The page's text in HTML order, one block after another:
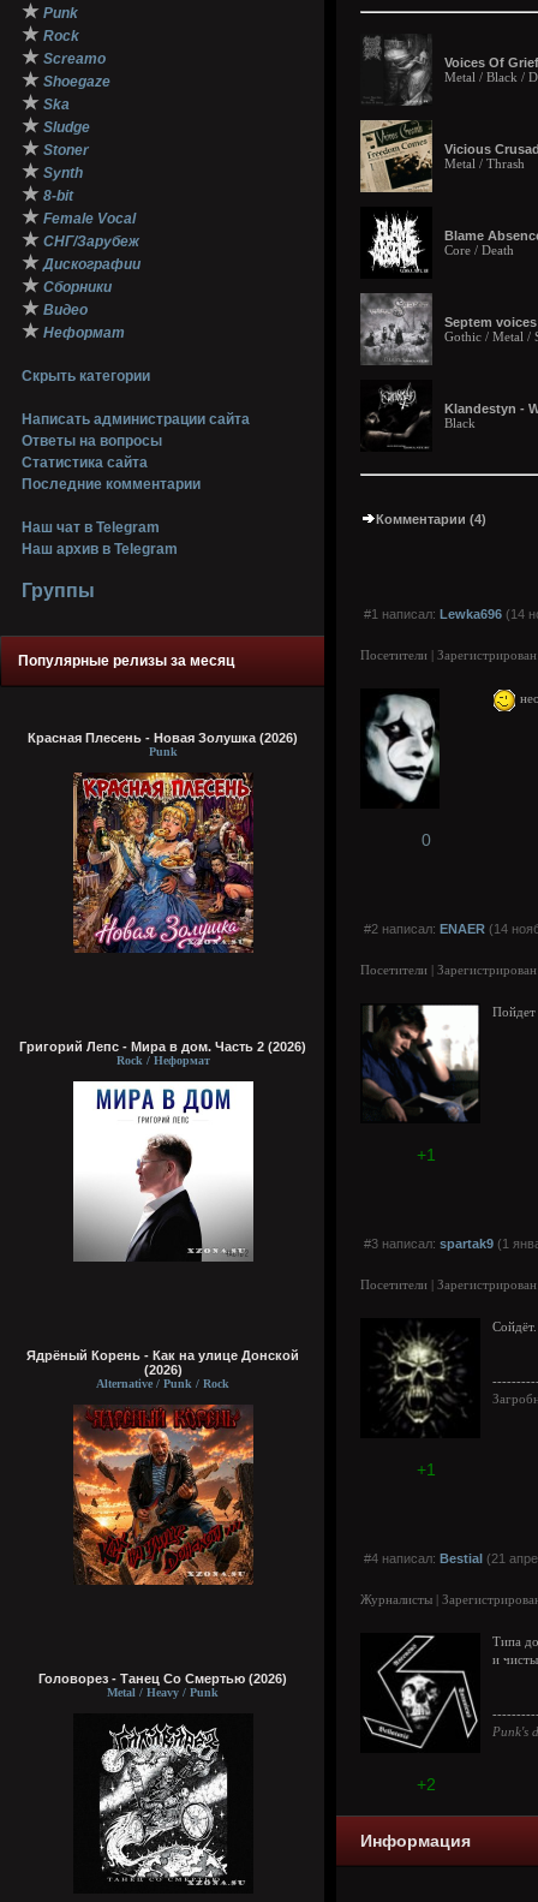
★ Punk
★ Rock
★ Screamo
★ Shoegaze
★ Ska
★ Sludge
★ Stoner
★ Synth
★ 8-bit
★ Female Vocal
★ СНГ/Зарубеж
★ Дискографии
★ Сборники
★ Видео
★ Неформат
Скрыть категории
Написать администрации сайта
Ответы на вопросы
Статистика сайта
Последние комментарии
Наш чат в Telegram
Наш архив в Telegram
Группы
Популярные релизы за месяц
Красная Плесень - Новая Золушка (2026)
Punk
Григорий Лепс - Мира в дом. Часть 2 (2026)
Rock / Неформат
Ядрёный Корень - Как на улице Донской
(2026)
Alternative / Punk / Rock
Головорез - Tанец Со Смертью (2026)
Metal / Heavy / Punk
Voices Of
Metal / Black /
Vicious
Metal / Thrash
Blame
Core / Death
Septem
Gothic / Metal /
Klandestyn -
Black
Комментарии (4)
#1 написал: Lewka696 (14
Посетители |
0
#2 написал: ENAER (14
Посетители |
Пойдет
+1
#3 написал: spartak9 (1
Посетители |
Сойдёт.
+1
#4 написал: Bestial (21
Журналисты |
Типа
и
Punk's
+2
Информация